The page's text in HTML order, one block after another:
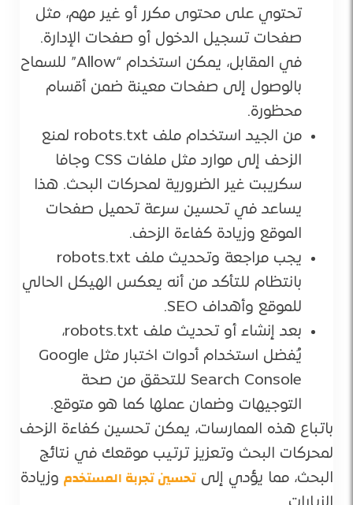
تحتوي على محتوى مكرر أو غير مهم، مثل
صفحات تسجيل الدخول أو صفحات الإدارة.
في المقابل، يمكن استخدام “Allow” للسماح
بالوصول إلى صفحات معينة ضمن أقسام
محظورة.
من الجيد استخدام ملف robots.txt لمنع
الزحف إلى موارد مثل ملفات CSS وجافا
سكريبت غير الضرورية لمحركات البحث. هذا
يساعد في تحسين سرعة تحميل صفحات
الموقع وزيادة كفاءة الزحف.
يجب مراجعة وتحديث ملف robots.txt
بانتظام للتأكد من أنه يعكس الهيكل الحالي
للموقع وأهداف SEO.
بعد إنشاء أو تحديث ملف robots.txt،
يُفضل استخدام أدوات اختبار مثل Google
Search Console للتحقق من صحة
التوجيهات وضمان عملها كما هو متوقع.
باتباع هذه الممارسات، يمكن تحسين كفاءة الزحف
لمحركات البحث وتعزيز ترتيب موقعك في نتائج
البحث، مما يؤدي إلى تحسين تجربة المستخدم وزيادة